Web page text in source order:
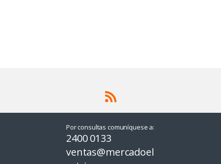
Por consultas comuníquese a:
2400 0133
ventas@mercadoel